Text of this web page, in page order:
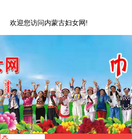
欢迎您访问内蒙古妇女网!